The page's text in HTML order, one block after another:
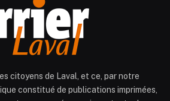
citoyens de Laval, et ce, par notre
constitué de publications imprimées,